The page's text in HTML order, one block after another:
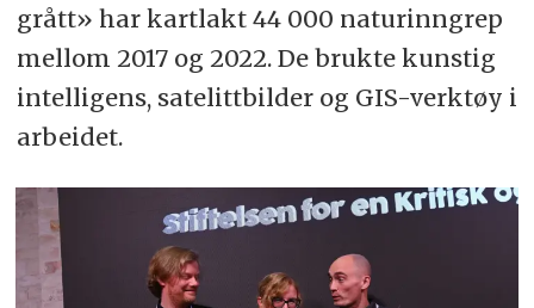
grått» har kartlakt 44 000 naturinngrep
mellom 2017 og 2022. De brukte kunstig
intelligens, satelittbilder og GIS-verktøy i
arbeidet.